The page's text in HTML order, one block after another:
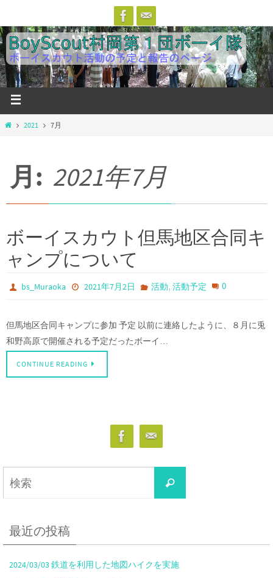
2021 7月
月: 2021年7月
ボーイスカウト但馬地区合同キ
ャンプについて
bs_Muraoka 2021年7月2日 活動, 活動予定 0
但馬地区合同キャンプに参加 予定 以前に連絡したように、８月に兎
和野高原で開催される予定だったボーイ…
CONTINUE READING
最近の投稿
2024/03/03 鉄道を利用した地図ハイクを実施